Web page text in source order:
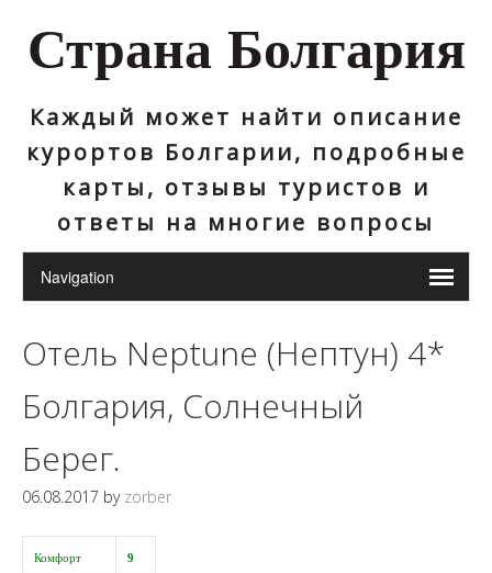
Страна Болгария
Каждый может найти описание
курортов Болгарии, подробные
карты, отзывы туристов и
ответы на многие вопросы
Отель Neptune (Нептун) 4*
Болгария, Солнечный
Берег.
06.08.2017 by zorber
Комфорт 9